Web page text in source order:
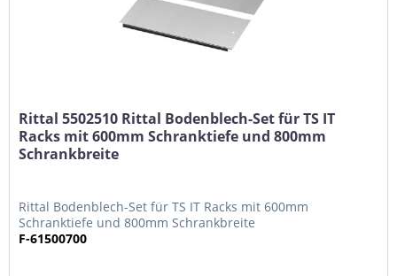
Rittal 5502510 Rittal Bodenblech-Set für TS IT
Racks mit 600mm Schranktiefe und 800mm
Schrankbreite
Rittal Bodenblech-Set für TS IT Racks mit 600mm
Schranktiefe und 800mm Schrankbreite
F-61500700